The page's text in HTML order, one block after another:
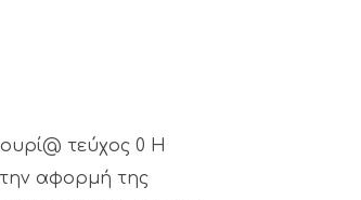
τεύχος 0 Η
αφορμή της